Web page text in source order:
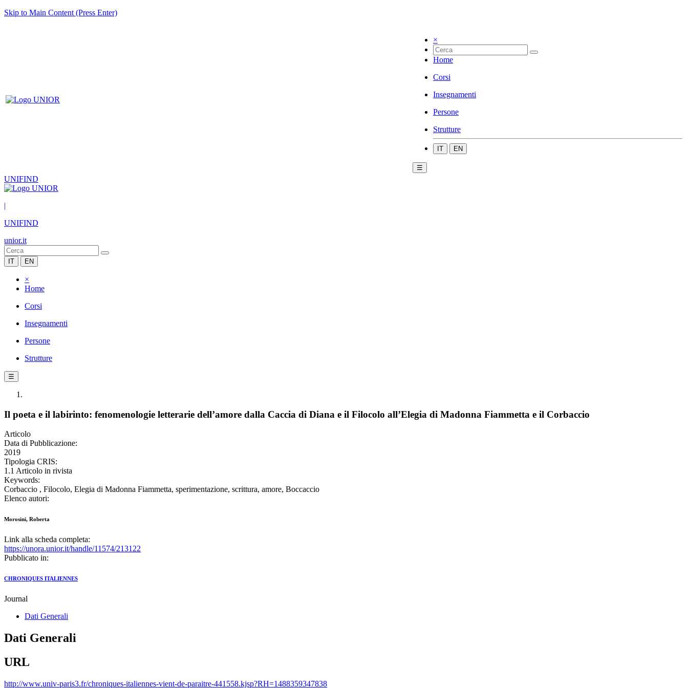
Skip to Main Content (Press Enter)
×
Home
Corsi
Insegnamenti
Persone
Strutture
IT EN
☰
UNIFIND
|
UNIFIND
unior.it
IT EN
×
Home
Corsi
Insegnamenti
Persone
Strutture
☰
Il poeta e il labirinto: fenomenologie letterarie dell’amore dalla Caccia di Diana e il Filocolo all’Elegia di Madonna Fiammetta e il Corbaccio
Articolo
Data di Pubblicazione:
2019
Tipologia CRIS:
1.1 Articolo in rivista
Keywords:
Corbaccio , Filocolo, Elegia di Madonna Fiammetta, sperimentazione, scrittura, amore, Boccaccio
Elenco autori:
Morosini, Roberta
Link alla scheda completa:
https://unora.unior.it/handle/11574/213122
Pubblicato in:
CHRONIQUES ITALIENNES
Journal
Dati Generali
Dati Generali
URL
http://www.univ-paris3.fr/chroniques-italiennes-vient-de-paraitre-441558.kjsp?RH=1488359347838